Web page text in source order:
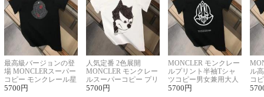
最高級バージョンの登
場 MONCLERスーパー
コピー モンクレール星
座半袖Tシャツ
5700 円
人気定番 2色展開
MONCLER モンクレー
ルスーパーコピー プリ
ント半袖Tシャツ
5700 円
MONCLER モンクレー
ルプリント半袖Tシャ
ツコピー男女兼用大人
可愛い春夏コーデ
5700 円
ル
コ
ィ